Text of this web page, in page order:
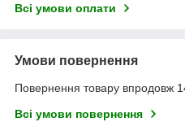
Всі умови оплати
Умови повернення
Повернення товару впродовж
Всі умови повернення